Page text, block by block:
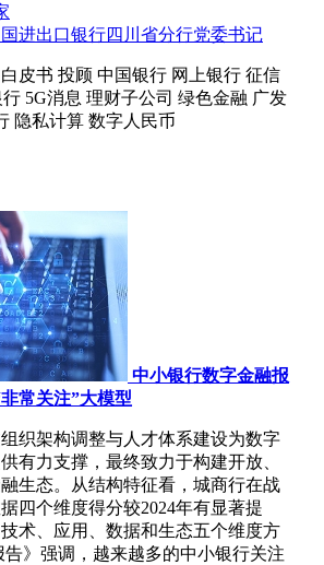
进出口银行四川省分行党委书记
白皮书 投顾 中国银行 网上银行 征信
行 5G消息 理财子公司 绿色金融 广发
隐私计算 数字人民币
中小银行数字金融报
常关注”大模型
织架构调整与人才体系建设为数字
有力支撑，最终致力于构建开放、
生态。从结构特征看，城商行在战
四个维度得分较2024年有显著提
术、应用、数据和生态五个维度方
》强调，越来越多的中小银行关注